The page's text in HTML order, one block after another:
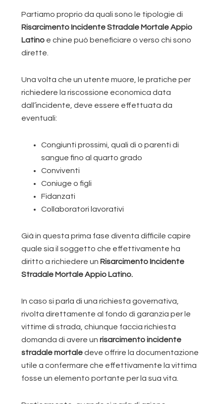
Partiamo proprio da quali sono le tipologie di
Risarcimento Incidente Stradale Mortale Appio
Latino e chine può beneficiare o verso chi sono
dirette.
Una volta che un utente muore, le pratiche per
richiedere la riscossione economica data
dall’incidente, deve essere effettuata da
eventuali:
Congiunti prossimi, quali di o parenti di
sangue fino al quarto grado
Conviventi
Coniuge o figli
Fidanzati
Collaboratori lavorativi
Già in questa prima fase diventa difficile capire
quale sia il soggetto che effettivamente ha
diritto a richiedere un Risarcimento Incidente
Stradale Mortale Appio Latino.
In caso si parla di una richiesta governativa,
rivolta direttamente al fondo di garanzia per le
vittime di strada, chiunque faccia richiesta
domanda di avere un risarcimento incidente
stradale mortaledeve offrire la documentazione
utile a confermare che effettivamente la vittima
fosse un elemento portante per la sua vita.